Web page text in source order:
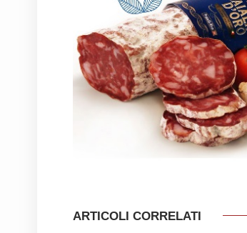
ARTICOLI CORRELATI